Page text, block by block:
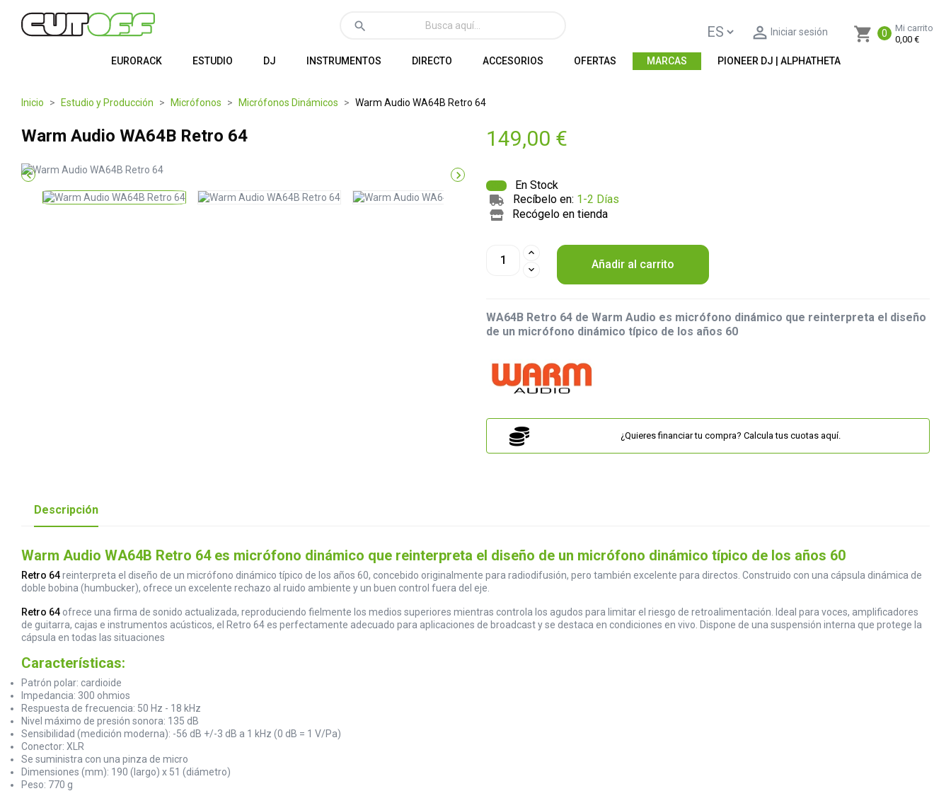
shopping_cart 0
Mi carrito
0,00 €
 Iniciar sesión
search
EURORACK ESTUDIO DJ INSTRUMENTOS DIRECTO ACCESORIOS OFERTAS MARCAS PIONEER DJ | ALPHATHETA
Inicio Estudio y Producción Micrófonos Micrófonos Dinámicos Warm Audio WA64B Retro 64
Warm Audio WA64B Retro 64
 
149,00 €
En Stock
Recíbelo en: 1-2 Días
Recógelo en tienda
Añadir al carrito
WA64B Retro 64 de Warm Audio es micrófono dinámico que reinterpreta el diseño
de un micrófono dinámico típico de los años 60
¿Quieres financiar tu compra? Calcula tus cuotas aquí.
Descripción
Warm Audio WA64B Retro 64 es micrófono dinámico que reinterpreta el diseño de un micrófono dinámico típico de los años 60
Retro 64reinterpreta el diseño de un micrófono dinámico típico de los años 60, concebido originalmente para radiodifusión, pero también excelente para directos. Construido con una cápsula dinámica de
doble bobina (humbucker), ofrece un excelente rechazo al ruido ambiente y un buen control fuera del eje.
Retro 64 ofrece una firma de sonido actualizada, reproduciendo fielmente los medios superiores mientras controla los agudos para limitar el riesgo de retroalimentación. Ideal para voces, amplificadores
de guitarra, cajas e instrumentos acústicos, el Retro 64 es perfectamente adecuado para aplicaciones de broadcast y se destaca en condiciones en vivo. Dispone de una suspensión interna que protege la
cápsula en todas las situaciones
Características:
Patrón polar: cardioide
Impedancia: 300 ohmios
Respuesta de frecuencia: 50 Hz - 18 kHz
Nivel máximo de presión sonora: 135 dB
Sensibilidad (medición moderna): -56 dB +/-3 dB a 1 kHz (0 dB = 1 V/Pa)
Conector: XLR
Se suministra con una pinza de micro
Dimensiones (mm): 190 (largo) x 51 (diámetro)
Peso: 770 g